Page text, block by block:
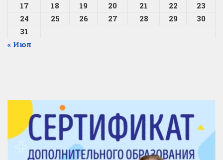
17
18 19 20 21 22
23
24
25 26 27 28 29
30
31
« Июл